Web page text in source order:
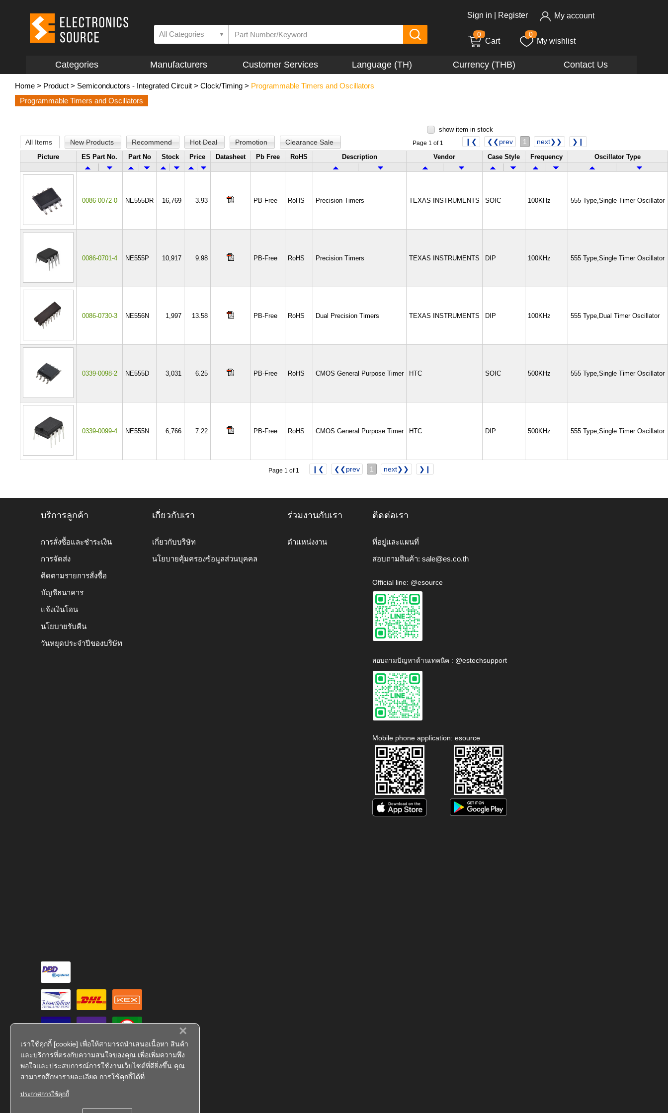
×
เราใช้คุกกี้ [cookie] เพื่อให้สามารถนำเสนอเนื้อหา สินค้า
และบริการที่ตรงกับความสนใจของคุณ เพื่อเพิ่มความพึง
พอใจและประสบการณ์การใช้งานเว็บไซต์ที่ดียิ่งขึ้น คุณ
สามารถศึกษารายละเอียด การใช้คุกกี้ได้ที่
ประกาศการใช้คุกกี้
All Categories ▼
Sign in Register My account
0
Cart
0
My wishlist
Categories Manufacturers Customer Services Language (TH) Currency (THB) Contact Us
Home > Product > Semiconductors - Integrated Circuit > Clock/Timing > Programmable Timers and Oscillators
Programmable Timers and Oscillators
show item in stock
All Items New Products Recommend Hot Deal Promotion Clearance Sale Page 1 of 1 ❙❮ ❮❮prev 1 next❯❯ ❯❙
Picture ES Part No. Part No Stock Price Datasheet Pb Free RoHS Description Vendor Case Style Frequency Oscillator Type
0086-0072-0 NE555DR 16,769 3.93 PB-Free RoHS Precision Timers TEXAS INSTRUMENTS SOIC 100KHz 555 Type,Single Timer Oscillator
0086-0701-4 NE555P 10,917 9.98 PB-Free RoHS Precision Timers TEXAS INSTRUMENTS DIP 100KHz 555 Type,Single Timer Oscillator
0086-0730-3 NE556N 1,997 13.58 PB-Free RoHS Dual Precision Timers TEXAS INSTRUMENTS DIP 100KHz 555 Type,Dual Timer Oscillator
0339-0098-2 NE555D 3,031 6.25 PB-Free RoHS CMOS General Purpose Timer HTC SOIC 500KHz 555 Type,Single Timer Oscillator
0339-0099-4 NE555N 6,766 7.22 PB-Free RoHS CMOS General Purpose Timer HTC DIP 500KHz 555 Type,Single Timer Oscillator
Page 1 of 1 ❙❮ ❮❮prev 1 next❯❯ ❯❙
บริการลูกค้า
การสั่งซื้อและชำระเงิน
การจัดส่ง
ติดตามรายการสั่งซื้อ
บัญชีธนาคาร
แจ้งเงินโอน
นโยบายรับคืน
วันหยุดประจำปีของบริษัท
เกี่ยวกับเรา
เกี่ยวกับบริษัท
นโยบายคุ้มครองข้อมูลส่วนบุคคล
ร่วมงานกับเรา
ตำแหน่งงาน
ติดต่อเรา
ที่อยู่และแผนที่
สอบถามสินค้า: sale@es.co.th
Official line: @esource
สอบถามปัญหาด้านเทคนิค : @estechsupport
Mobile phone application: esource